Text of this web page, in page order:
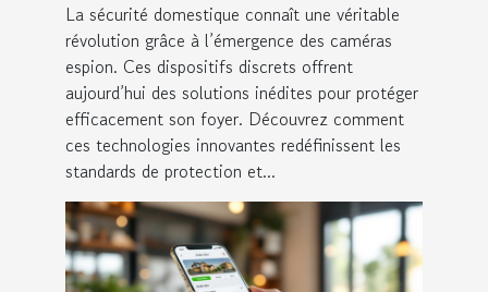
La sécurité domestique connaît une véritable
révolution grâce à l’émergence des caméras
espion. Ces dispositifs discrets offrent
aujourd’hui des solutions inédites pour protéger
efficacement son foyer. Découvrez comment
ces technologies innovantes redéfinissent les
standards de protection et...